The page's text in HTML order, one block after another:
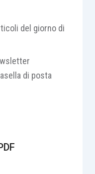
del giorno di
di posta